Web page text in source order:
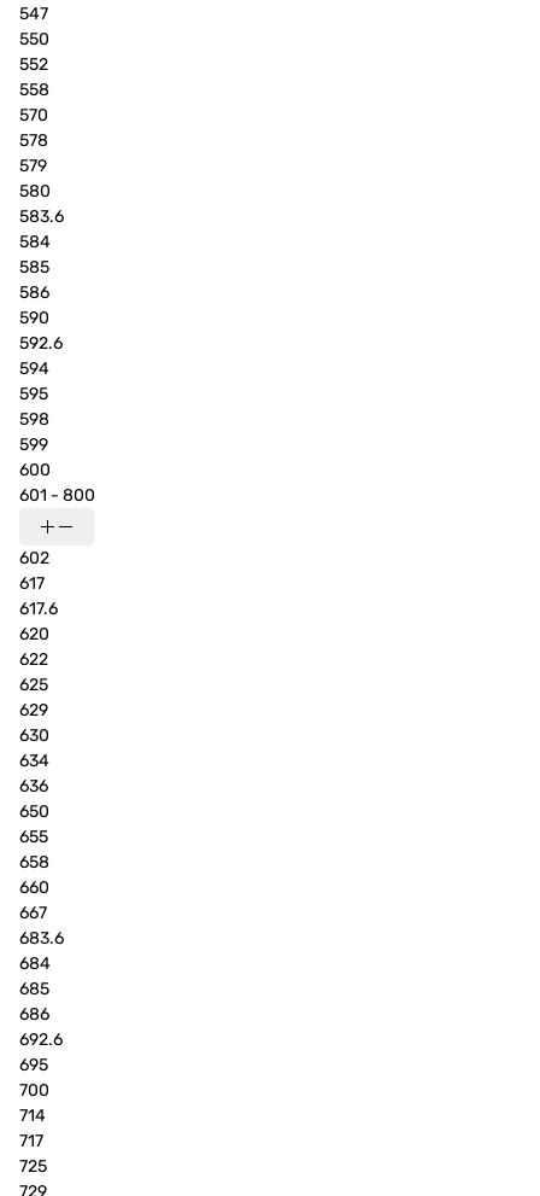
547
550
552
558
570
578
579
580
583.6
584
585
586
590
592.6
594
595
598
599
600
601 - 800
602
617
617.6
620
622
625
629
630
634
636
650
655
658
660
667
683.6
684
685
686
692.6
695
700
714
717
725
729